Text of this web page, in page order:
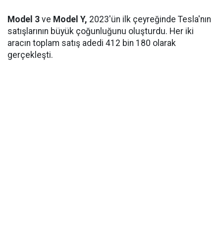
Model 3 ve Model Y, 2023'ün ilk çeyreğinde Tesla'nın
satışlarının büyük çoğunluğunu oluşturdu. Her iki
aracın toplam satış adedi 412 bin 180 olarak
gerçekleşti.